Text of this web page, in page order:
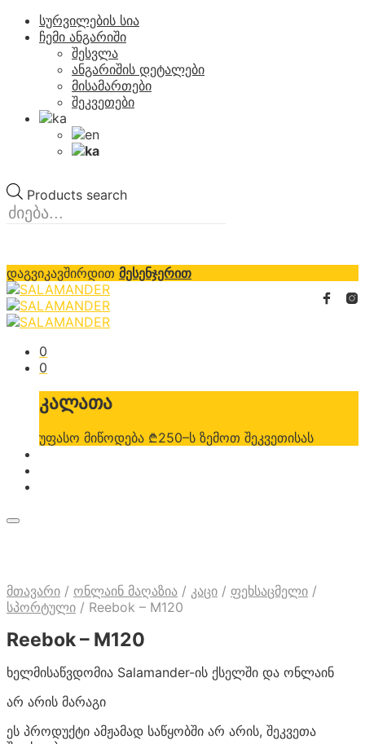
სურვილების სია
ჩემი ანგარიში
შესვლა
ანგარიშის დეტალები
მისამართები
შეკვეთები
Products search
დაგვიკავშირდით მესენჯერით
0
0
კალათა
უფასო მიწოდება ₾250–ს ზემოთ შეკვეთისას
მთავარი / ონლაინ მაღაზია / კაცი / ფეხსაცმელი /
სპორტული / Reebok – M120
Reebok – M120
ხელმისაწვდომია Salamander-ის ქსელში და ონლაინ
არ არის მარაგი
ეს პროდუქტი ამჟამად საწყობში არ არის, შეკვეთა